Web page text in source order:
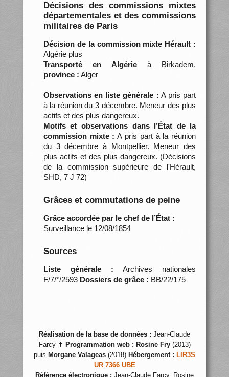
Décisions des commissions mixtes
départementales et des commissions
militaires de Paris
Décision de la commission mixte Hérault :
Algérie plus
Transporté en Algérieà Birkadem,
province : Alger
Observations en liste générale : A pris part
à la réunion du 3 décembre. Meneur des plus
actifs et des plus dangereux.
Motifs et observations dans l’État de la
commission mixte : A pris part à la réunion
du 3 décembre à Montpellier. Meneur des
plus actifs et des plus dangereux. (Décisions
de la commission supérieure de l'Hérault,
SHD, 7 J 72)
Grâces et commutations de peine
Grâce accordée par le chef de l’État :
Surveillance le 12/08/1854
Sources
Liste générale : Archives nationales
F/7/*/2593 Dossiers de grâce : BB/22/175
Réalisation de la base de données : Jean-Claude
Farcy ✝ Programmation web : Rosine Fry(2013)
puis Morgane Valageas (2018) Hébergement : LIR3S
UR 7366 UBE
Référence électronique : Jean-Claude Farcy, Rosine